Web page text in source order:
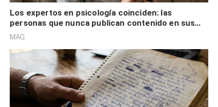
Los expertos en psicología coinciden: las
personas que nunca publican contenido en sus
redes sociales no pretenden buscar validación
MAG.